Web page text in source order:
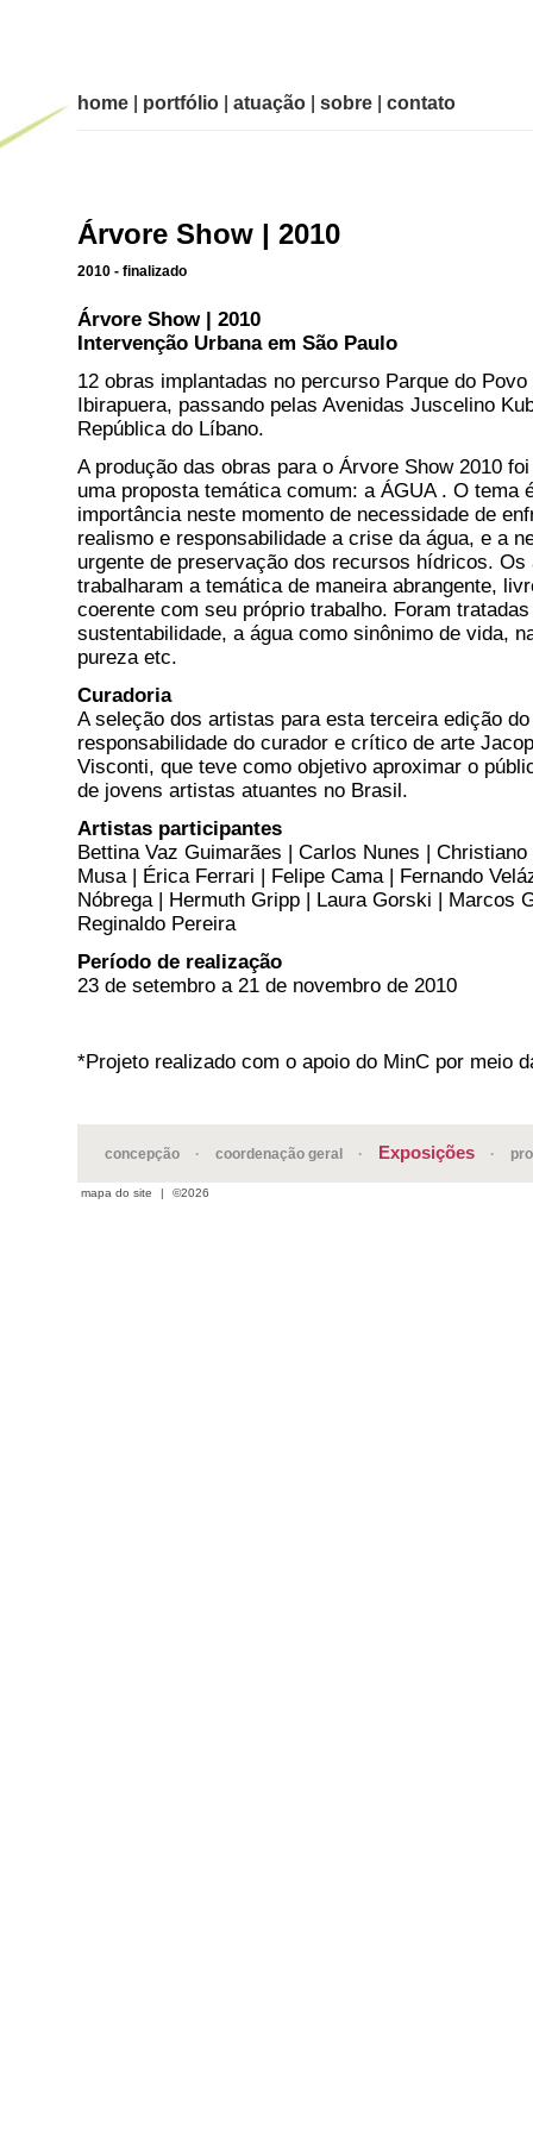
home portfólio atuação sobre contato
Árvore Show | 2010
2010 - finalizado
Árvore Show | 2010
Intervenção Urbana em São Paulo
12 obras implantadas no percurso Parque do Povo
Ibirapuera, passando pelas Avenidas Juscelino
República do Líbano.
A produção das obras para o Árvore Show 2010
uma proposta temática comum: a ÁGUA . O tema
importância neste momento de necessidade de
realismo e responsabilidade a crise da água, e a
urgente de preservação dos recursos hídricos. Os
trabalharam a temática de maneira abrangente,
coerente com seu próprio trabalho. Foram
sustentabilidade, a água como sinônimo de vida,
pureza etc.
Curadoria
A seleção dos artistas para esta terceira edição
responsabilidade do curador e crítico de arte
Visconti, que teve como objetivo aproximar o
de jovens artistas atuantes no Brasil.
Artistas participantes
Bettina Vaz Guimarães | Carlos Nunes |
Musa | Érica Ferrari | Felipe Cama | Fernando
Nóbrega | Hermuth Gripp | Laura Gorski | Marcos
Reginaldo Pereira
Período de realização
23 de setembro a 21 de novembro de 2010
*Projeto realizado com o apoio do MinC por meio
concepção · coordenação geral · Exposições ·
mapa do site | ©2026